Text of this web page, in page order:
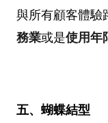
與所有顧客體驗
務業或是使用年
五、蝴蝶結型